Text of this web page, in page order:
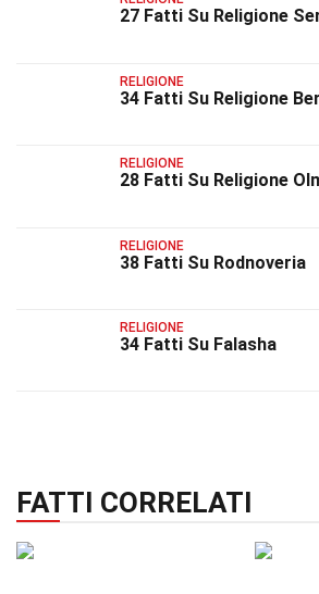
27 Fatti Su Religione
RELIGIONE
34 Fatti Su Religione
RELIGIONE
28 Fatti Su Religione
RELIGIONE
38 Fatti Su Rodnoveria
RELIGIONE
34 Fatti Su Falasha
FATTI CORRELATI